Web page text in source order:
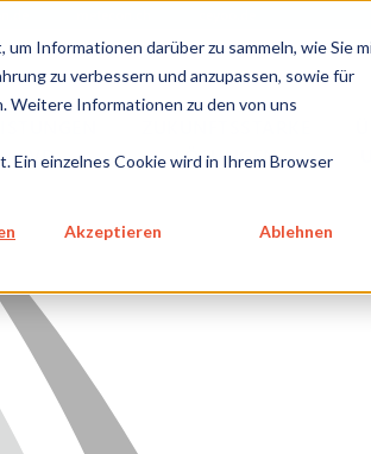
Informationen darüber zu sammeln, wie Sie
zu verbessern und anzupassen, sowie für
Weitere Informationen zu den von uns
einzelnes Cookie wird in Ihrem Browser
Akzeptieren Ablehnen
IVD
LÖSUNGEN